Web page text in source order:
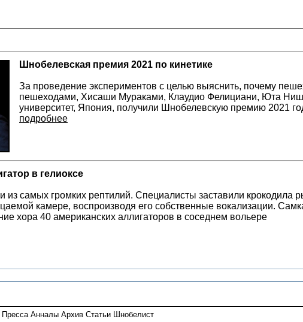
Шнобелевская премия 2021 по кинетике
За проведение экспериментов с целью выяснить, почему
пешеходами, Хисаши Мураками, Клаудио Фелициани, Юта
университет, Япония, получили Шнобелевскую премию 2021
подробнее
в гелиоксе
из самых громких рептилий. Специалисты заставили крокодила
камере, воспроизводя его собственные вокализации.
хора 40 американских аллигаторов в соседнем вольере
Пресса Анналы Архив Статьи Шнобелист